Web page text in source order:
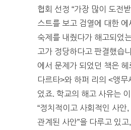
협회 선정 “가장 많이 도전
스트를 보고 검열에 대한
숙제를 내줬다가 해고되었
고가 정당하다고 판결했습
에서 문제가 되었던 책은 헤
다르타>와 하퍼 리의 <앵무
었죠. 학교의 해고 사유는
“정치적이고 사회적인 사안
관계된 사안”을 다루고 있고